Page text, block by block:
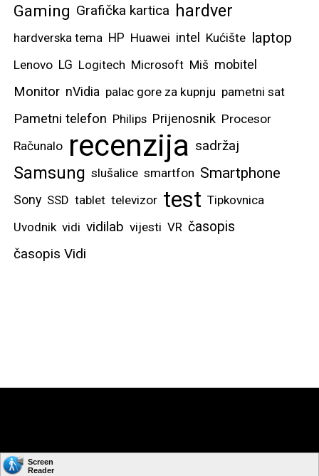
Gaming Grafička kartica hardver
hardverska tema HP Huawei intel Kućište laptop
Lenovo LG Logitech Microsoft Miš mobitel
Monitor nVidia palac gore za kupnju pametni sat
Pametni telefon Philips Prijenosnik Procesor
Računalo recenzija sadržaj
Samsung slušalice smartfon Smartphone
Sony SSD tablet televizor test Tipkovnica
Uvodnik vidi vidilab vijesti VR časopis
časopis Vidi